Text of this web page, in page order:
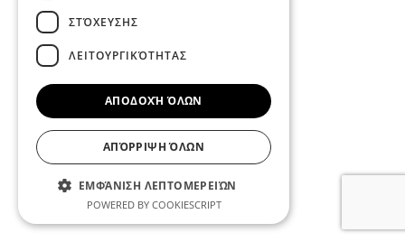
ΣΤΌΧΕΥΣΗΣ
ΛΕΙΤΟΥΡΓΙΚΌΤΗΤΑΣ
ΑΠΟΔΟΧΉ ΌΛΩΝ
ΑΠΌΡΡΙΨΗ ΌΛΩΝ
ΕΜΦΆΝΙΣΗ ΛΕΠΤΟΜΕΡΕΙΏΝ
POWERED BY COOKIESCRIPT